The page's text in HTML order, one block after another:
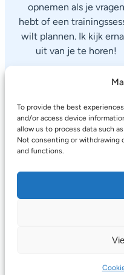
To provide the best
and/or access device
allow us to process data such
Not consenting or withdrawing
and functions.
opnemen als je vragen
hebt of een
wilt plannen. Ik kijk
uit van je te horen!
© 2025 Lorenzo's